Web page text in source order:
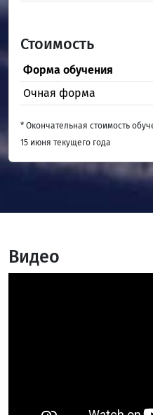
Стоимость
Форма обучения
Очная форма
* Окончательная стоимость
15 июня текущего года
Видео